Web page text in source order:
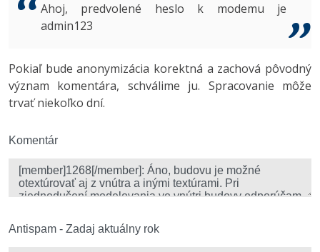
Umelá inteligencia -10%
Viac
Kybernetická bezpečnost
Windows
Fórum
Ahoj, predvolené heslo k modemu je
admin123
Pokiaľ bude anonymizácia korektná a zachová pôvodný
význam komentára, schválime ju. Spracovanie môže
trvať niekoľko dní.
Komentár
Antispam - Zadaj aktuálny rok